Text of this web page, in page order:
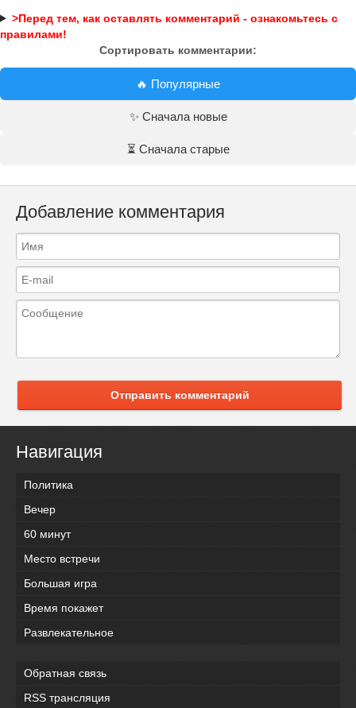
>Перед тем, как оставлять комментарий - ознакомьтесь с
правилами!
Сортировать комментарии:
🔥 Популярные
✨ Сначала новые
⏳ Сначала старые
Добавление комментария
Отправить комментарий
Навигация
Политика
Вечер
60 минут
Место встречи
Большая игра
Время покажет
Развлекательное
Обратная связь
RSS трансляция